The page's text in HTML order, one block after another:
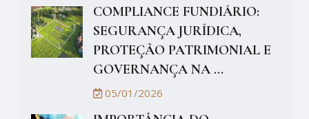
COMPLIANCE FUNDIÁRIO:
SEGURANÇA JURÍDICA,
PROTEÇÃO PATRIMONIAL E
GOVERNANÇA NA ...
05/01/2026